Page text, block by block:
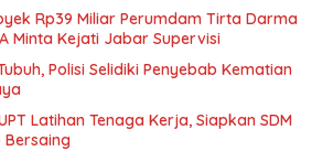
Rp39 Miliar Perumdam Tirta Darma
Minta Kejati Jabar Supervisi
Polisi Selidiki Penyebab Kematian
Latihan Tenaga Kerja, Siapkan SDM
Bersaing